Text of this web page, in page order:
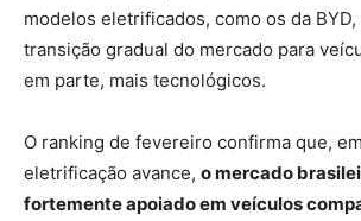
modelos eletrificados, como os da
transição gradual do mercado para
em parte, mais tecnológicos.
O ranking de fevereiro confirma que,
eletrificação avance, o mercado
fortemente apoiado em veículos